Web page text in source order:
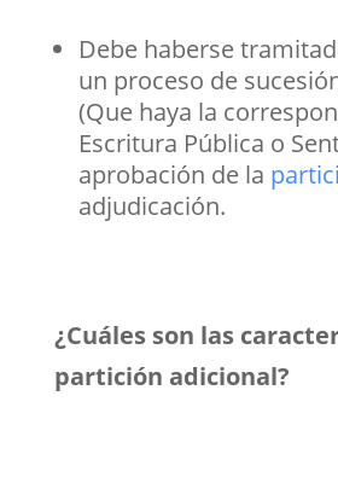
Debe haberse
un proceso de
(Que haya la
Escritura Pública o
aprobación de la
adjudicación.
¿Cuáles son las
partición adicional?